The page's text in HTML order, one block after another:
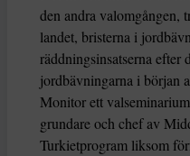
den andra valomgången,
landet, bristerna i
räddningsinsatserna efter
jordbävningarna i början
Monitor ett
grundare och chef av
Turkietprogram liksom